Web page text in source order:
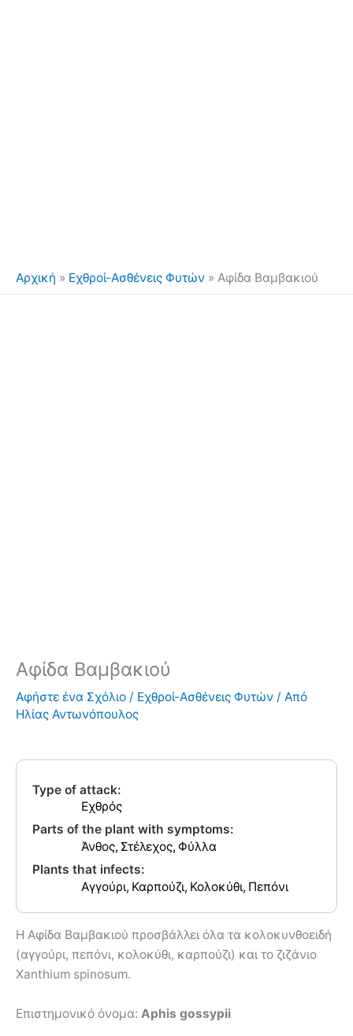
Αρχική » Εχθροί-Ασθένεις Φυτών » Αφίδα Βαμβακιού
Αφίδα Βαμβακιού
Αφήστε ένα Σχόλιο / Εχθροί-Ασθένεις Φυτών / Από
Ηλίας Αντωνόπουλος
Type of attack:
Εχθρός
Parts of the plant with symptoms:
Άνθος Στέλεχος Φύλλα
Plants that infects:
Αγγούρι Καρπούζι Κολοκύθι Πεπόνι
Η Αφίδα Βαμβακιού προσβάλλει όλα τα κολοκυνθοειδή
(αγγούρι, πεπόνι, κολοκύθι, καρπούζι) και το ζιζάνιο
Xanthium spinosum.
Επιστημονικό όνομα: Aphis gossypii